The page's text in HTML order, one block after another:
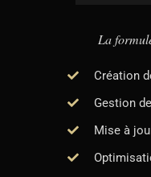
La
Création
Gestion
Mise à